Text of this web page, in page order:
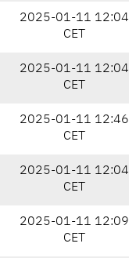
2025-01-11 12:04
CET
2025-01-11 12:04
CET
2025-01-11 12:46
CET
2025-01-11 12:04
CET
2025-01-11 12:09
CET